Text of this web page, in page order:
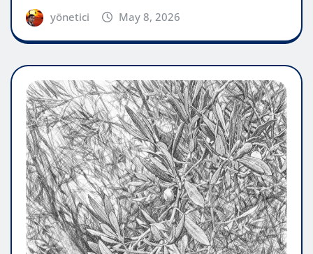
yönetici May 8, 2026